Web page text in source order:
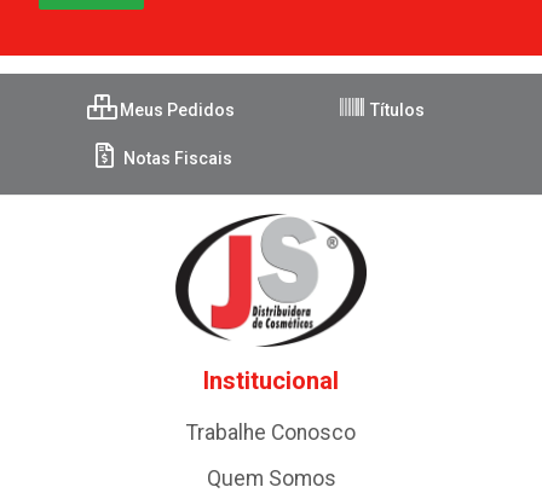
Meus Pedidos Títulos
Notas Fiscais
Institucional
Trabalhe Conosco
Quem Somos